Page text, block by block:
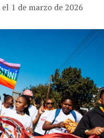
el 1 de marzo de 2026